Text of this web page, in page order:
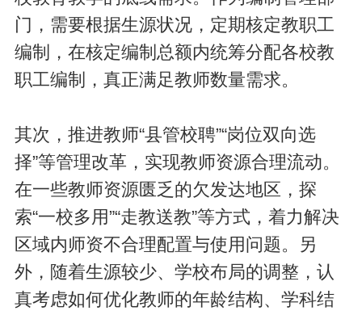
门，需要根据生源状况，定期核定教职工
编制，在核定编制总额内统筹分配各校教
职工编制，真正满足教师数量需求。
其次，推进教师“县管校聘”“岗位双向选
择”等管理改革，实现教师资源合理流动。
在一些教师资源匮乏的欠发达地区，探
索“一校多用”“走教送教”等方式，着力解决
区域内师资不合理配置与使用问题。另
外，随着生源较少、学校布局的调整，认
真考虑如何优化教师的年龄结构、学科结